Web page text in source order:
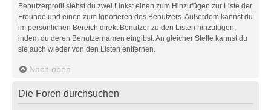
Benutzerprofil siehst du zwei Links: einen zum Hinzufügen zur Liste der
Freunde und einen zum Ignorieren des Benutzers. Außerdem kannst du
im persönlichen Bereich direkt Benutzer zu den Listen hinzufügen,
indem du deren Benutzernamen eingibst. An gleicher Stelle kannst du
sie auch wieder von den Listen entfernen.
Nach oben
Die Foren durchsuchen